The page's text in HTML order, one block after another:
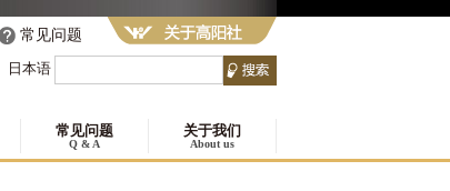
常见问题
日本语
常见问题
Q & A
关于我们
About us